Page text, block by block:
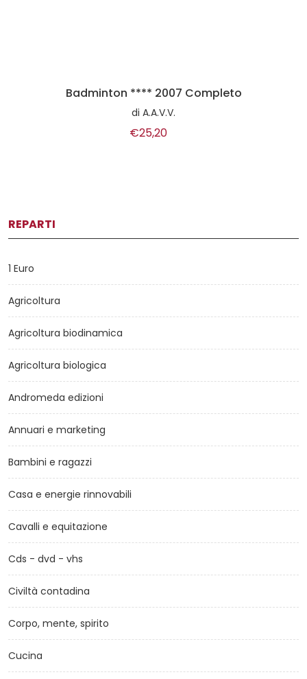
Badminton **** 2007 Completo
di A.A.V.V.
€25,20
REPARTI
1 Euro
Agricoltura
Agricoltura biodinamica
Agricoltura biologica
Andromeda edizioni
Annuari e marketing
Bambini e ragazzi
Casa e energie rinnovabili
Cavalli e equitazione
Cds - dvd - vhs
Civiltà contadina
Corpo, mente, spirito
Cucina